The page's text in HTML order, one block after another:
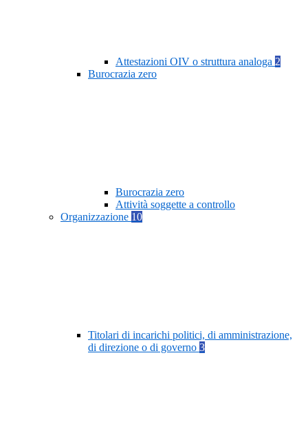
Attestazioni OIV o struttura analoga 2
Burocrazia zero
Burocrazia zero
Attività soggette a controllo
Organizzazione 10
Titolari di incarichi politici, di amministrazione,
di direzione o di governo 3